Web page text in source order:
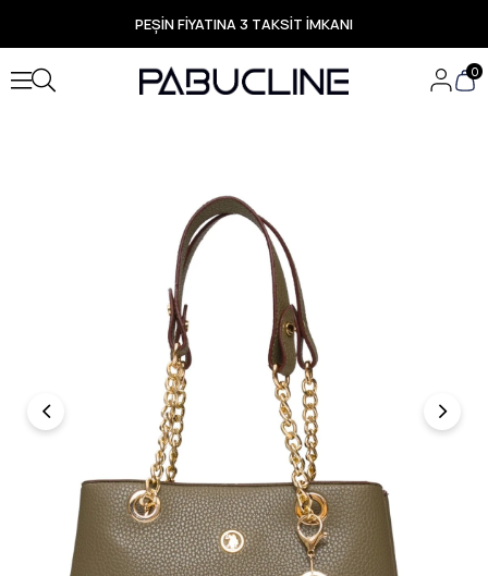
PEŞİN FİYATINA 3 TAKSİT İMKANI
TÜM ÜRÜNLERDE ÜCRETSİZ KARGO
Yeni Sezon Ürünlerde Özel Fırsatlar
Seçili Ürünlerde Hızlı Teslimat
0